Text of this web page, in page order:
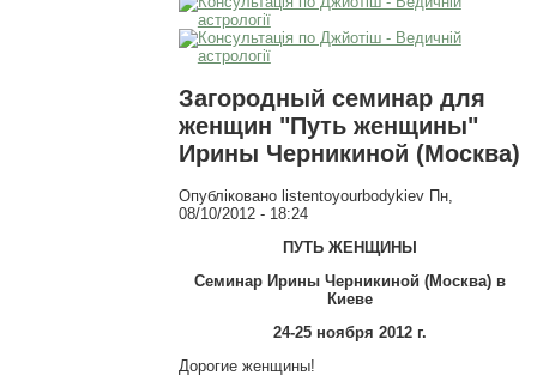
Загородный семинар для
женщин "Путь женщины"
Ирины Черникиной (Москва)
Опубліковано listentoyourbodykievПн,
08/10/2012 - 18:24
ПУТЬ ЖЕНЩИНЫ
Семинар Ирины Черникиной (Москва) в
Киеве
24-25 ноября 2012 г.
Дорогие женщины!